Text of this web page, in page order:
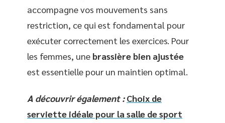
accompagne vos mouvements sans
restriction, ce qui est fondamental pour
exécuter correctement les exercices. Pour
les femmes, une brassière bien ajustée
est essentielle pour un maintien optimal.
A découvrir également : Choix de
serviette idéale pour la salle de sport